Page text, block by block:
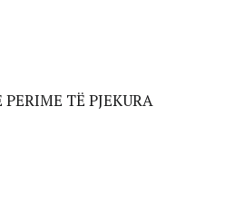
TË PJEKURA